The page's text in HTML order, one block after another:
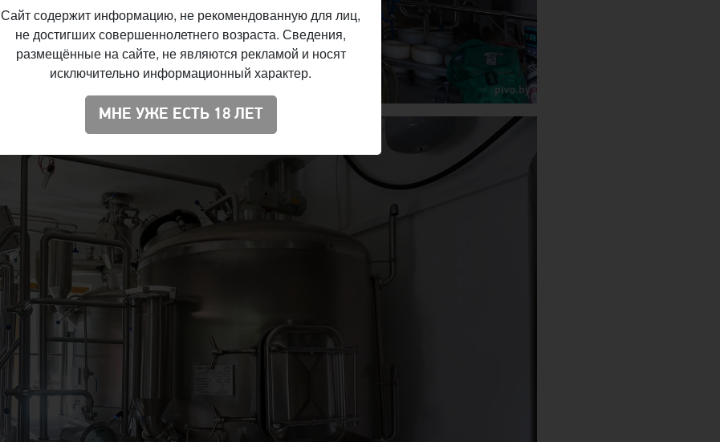
Сайт содержит информацию, не рекомендованную для лиц,
не достигших совершеннолетнего возраста. Сведения,
размещённые на сайте, не являются рекламой и носят
исключительно информационный характер.
МНЕ УЖЕ ЕСТЬ 18 ЛЕТ